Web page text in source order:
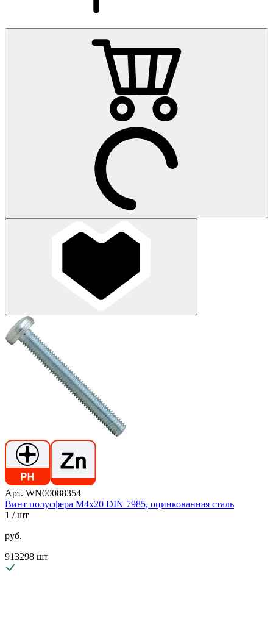
Арт. WN00088354
Винт полусфера М4х20 DIN 7985, оцинкованная сталь
1 / шт
руб.
913298 шт